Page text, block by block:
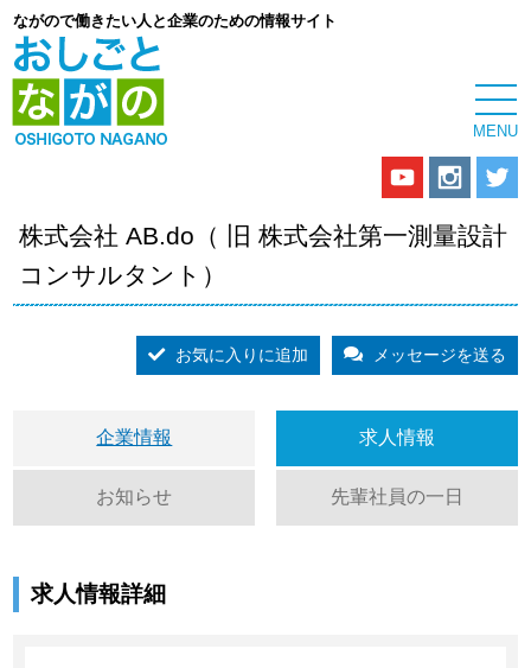
ながので働きたい人と企業のための情報サイト
株式会社 AB.do（ 旧 株式会社第一測量設計
コンサルタント）
お気に入りに追加 メッセージを送る
企業情報 求人情報
お知らせ 先輩社員の一日
求人情報詳細